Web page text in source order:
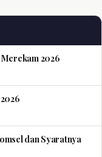
2026
dan Syaratnya